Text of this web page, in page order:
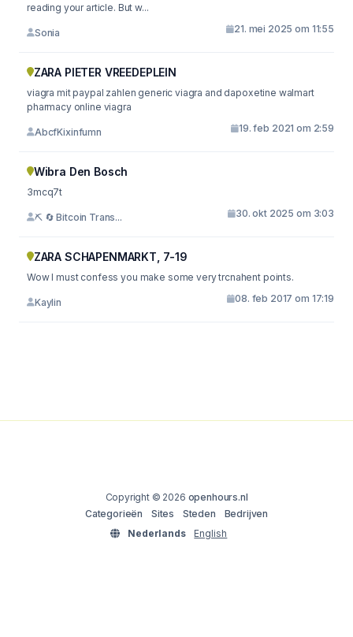
reading your article. But w...
Sonia 21. mei 2025 om 11:55
ZARA PIETER VREEDEPLEIN
viagra mit paypal zahlen generic viagra and dapoxetine walmart
pharmacy online viagra
AbcfKixinfumn 19. feb 2021 om 2:59
Wibra Den Bosch
3mcq7t
⛏ 🔄 Bitcoin Trans... 30. okt 2025 om 3:03
ZARA SCHAPENMARKT, 7-19
Wow I must confess you make some very trcnahent points.
Kaylin 08. feb 2017 om 17:19
Copyright © 2026 openhours.nl
Categorieën
Sites Steden
Bedrijven
Nederlands
English